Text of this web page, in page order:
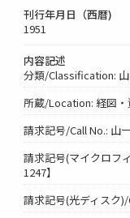
刊行年月日（西暦)
1951
内容記述
分類/Classification:
所蔵/Location: 経図・
請求記号/Call No.: 山
請求記号(マイクロフ
1247】
請求記号(光ディスク